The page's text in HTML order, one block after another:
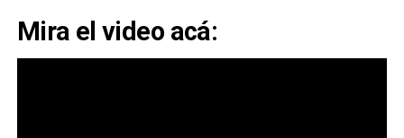
Mira el video acá: